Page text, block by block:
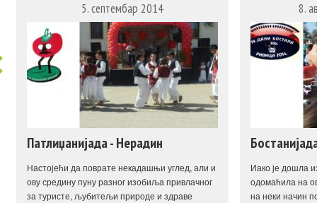
5. септембар 2014
Патлиџанијада - Нерадин
Настојећи да поврате некадашњи углед, али и
ову средину пуну разног изобиља привлачног
за туристе, љубитељи природе и здраве
8.
Иако је дошла
одомаћила на
на неки начин